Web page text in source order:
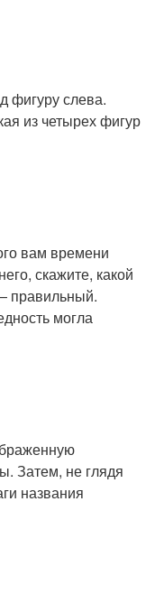
фигуру слева.
из четырех фигур
вам времени
скажите, какой
правильный.
могла
Затем, не глядя
названия